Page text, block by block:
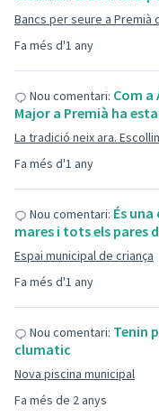
Fa més d'1 any
Bancs per seure a Premià
Fa més d'1 any
Nou comentari: Com a
Major a Premià ha
La tradició neix ara.
Fa més d'1 any
Nou comentari: És
mares i tots els pares
Espai municipal de criança
Fa més de 2 anys
Nou comentari: Tenin
clumatic
Nova piscina municipal